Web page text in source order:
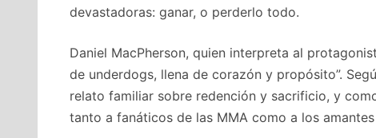
devastadoras: ganar, o perderlo todo.
Daniel MacPherson, quien interpreta al
de underdogs, llena de corazón y propósito”.
relato familiar sobre redención y sacrificio, y
tanto a fanáticos de las MMA como a los